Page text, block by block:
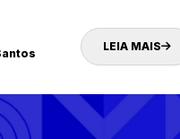
LEIA MAIS